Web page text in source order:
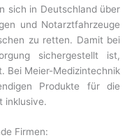
sich in Deutschland über
und Notarztfahrzeuge
zu retten. Damit bei
sichergestellt ist,
Bei Meier-Medizintechnik
Produkte für die
inklusive.
Firmen: